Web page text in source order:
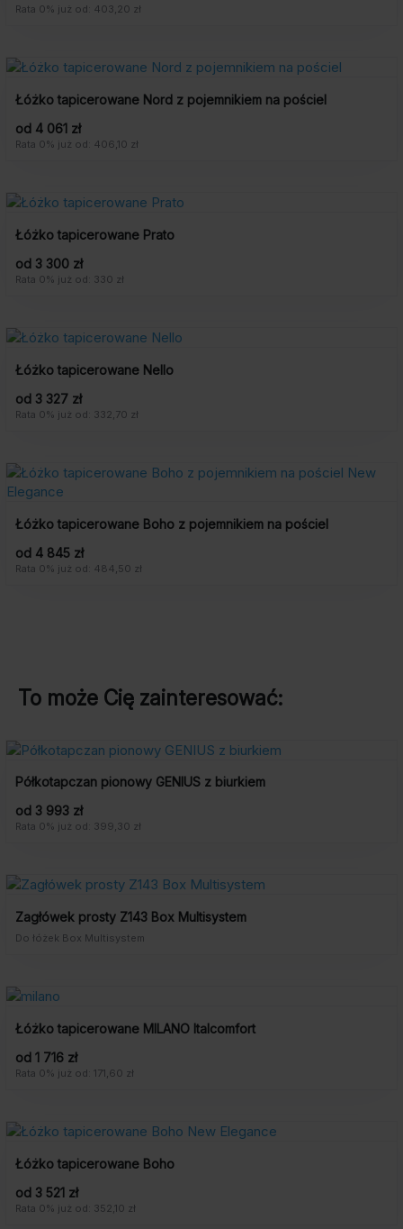
Rata 0% już od: 403,20 zł
Łóżko tapicerowane Nord z pojemnikiem na pościel
od 4 061 zł
Rata 0% już od: 406,10 zł
Łóżko tapicerowane Prato
od 3 300 zł
Rata 0% już od: 330 zł
Łóżko tapicerowane Nello
od 3 327 zł
Rata 0% już od: 332,70 zł
Łóżko tapicerowane Boho z pojemnikiem na pościel
od 4 845 zł
Rata 0% już od: 484,50 zł
To może Cię zainteresować:
Półkotapczan pionowy GENIUS z biurkiem
od 3 993 zł
Rata 0% już od: 399,30 zł
Zagłówek prosty Z143 Box Multisystem
Do łóżek Box Multisystem
Łóżko tapicerowane MILANO Italcomfort
od 1 716 zł
Rata 0% już od: 171,60 zł
Łóżko tapicerowane Boho
od 3 521 zł
Rata 0% już od: 352,10 zł